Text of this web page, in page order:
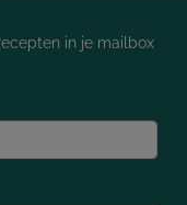
in je mailbox